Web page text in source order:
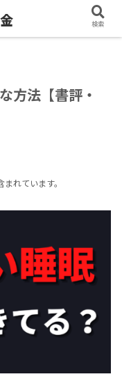
方法【書評・
れています。
検索